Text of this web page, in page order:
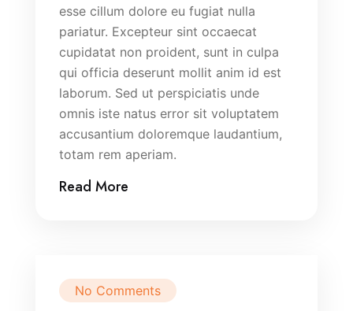
esse cillum dolore eu fugiat nulla
pariatur. Excepteur sint occaecat
cupidatat non proident, sunt in culpa
qui officia deserunt mollit anim id est
laborum. Sed ut perspiciatis unde
omnis iste natus error sit voluptatem
accusantium doloremque laudantium,
totam rem aperiam.
Read More
No Comments